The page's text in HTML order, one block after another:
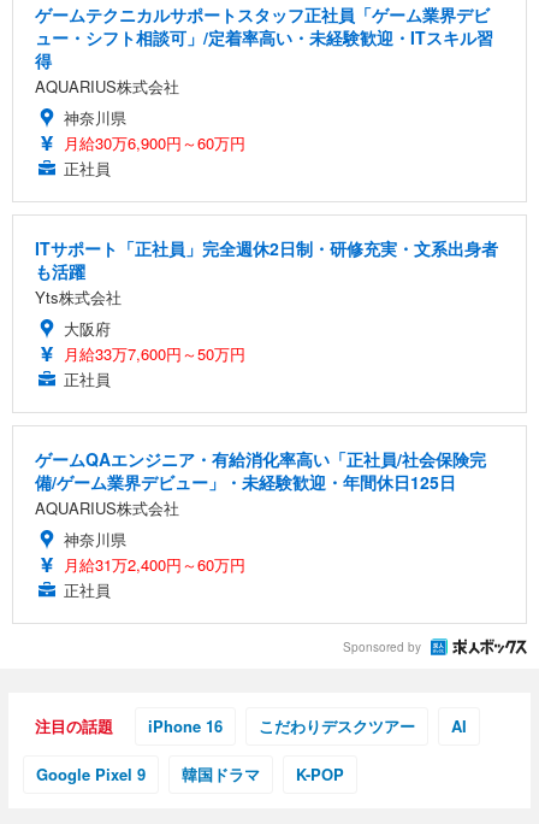
ゲームテクニカルサポートスタッフ正社員「ゲーム業界デビ
ュー・シフト相談可」/定着率高い・未経験歓迎・ITスキル習
得
AQUARIUS株式会社
神奈川県
月給30万6,900円～60万円
正社員
ITサポート「正社員」完全週休2日制・研修充実・文系出身者
も活躍
Yts株式会社
大阪府
月給33万7,600円～50万円
正社員
ゲームQAエンジニア・有給消化率高い「正社員/社会保険完
備/ゲーム業界デビュー」・未経験歓迎・年間休日125日
AQUARIUS株式会社
神奈川県
月給31万2,400円～60万円
正社員
Sponsored by
注目の話題 iPhone 16 こだわりデスクツアー AI
Google Pixel 9 韓国ドラマ K-POP